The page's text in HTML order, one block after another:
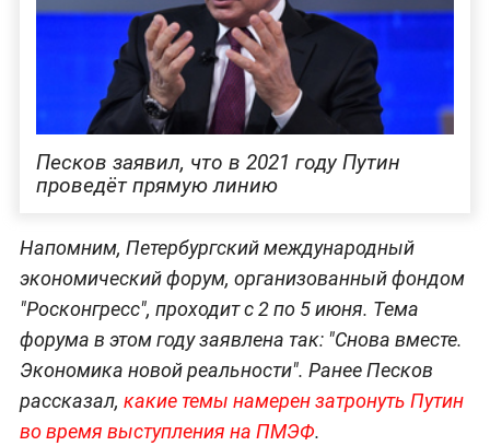
Песков заявил, что в 2021 году Путин
проведёт прямую линию
Напомним, Петербургский международный
экономический форум, организованный фондом
"Росконгресс", проходит с 2 по 5 июня. Тема
форума в этом году заявлена так: "Снова вместе.
Экономика новой реальности". Ранее Песков
рассказал, какие темы намерен затронуть Путин
во время выступления на ПМЭФ.